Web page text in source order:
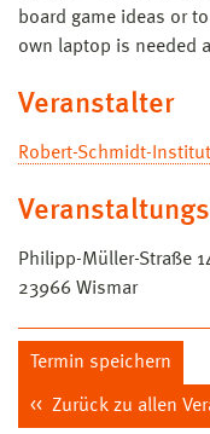
board game ideas or
own laptop is needed
Veranstalter
Robert-Schmidt-
Philipp-Müller-Straße
23966 Wismar
Termin speichern
Zurück zu allen